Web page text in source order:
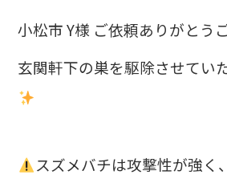
小松市 Y様 ご依頼ありがとう
玄関軒下の巣を駆除させてい
スズメバチは攻撃性が強く